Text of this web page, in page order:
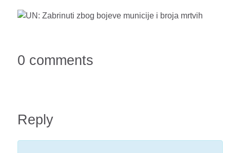
0 comments
Reply